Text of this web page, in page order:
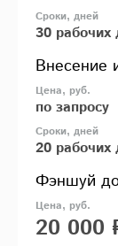
30 рабочих
Внесение
по запросу
20 рабочих
Фэншуй
20 000